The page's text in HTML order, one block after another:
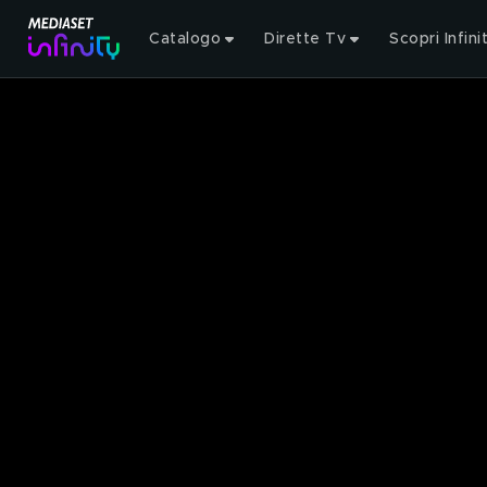
Catalogo Dirette Tv Scopri